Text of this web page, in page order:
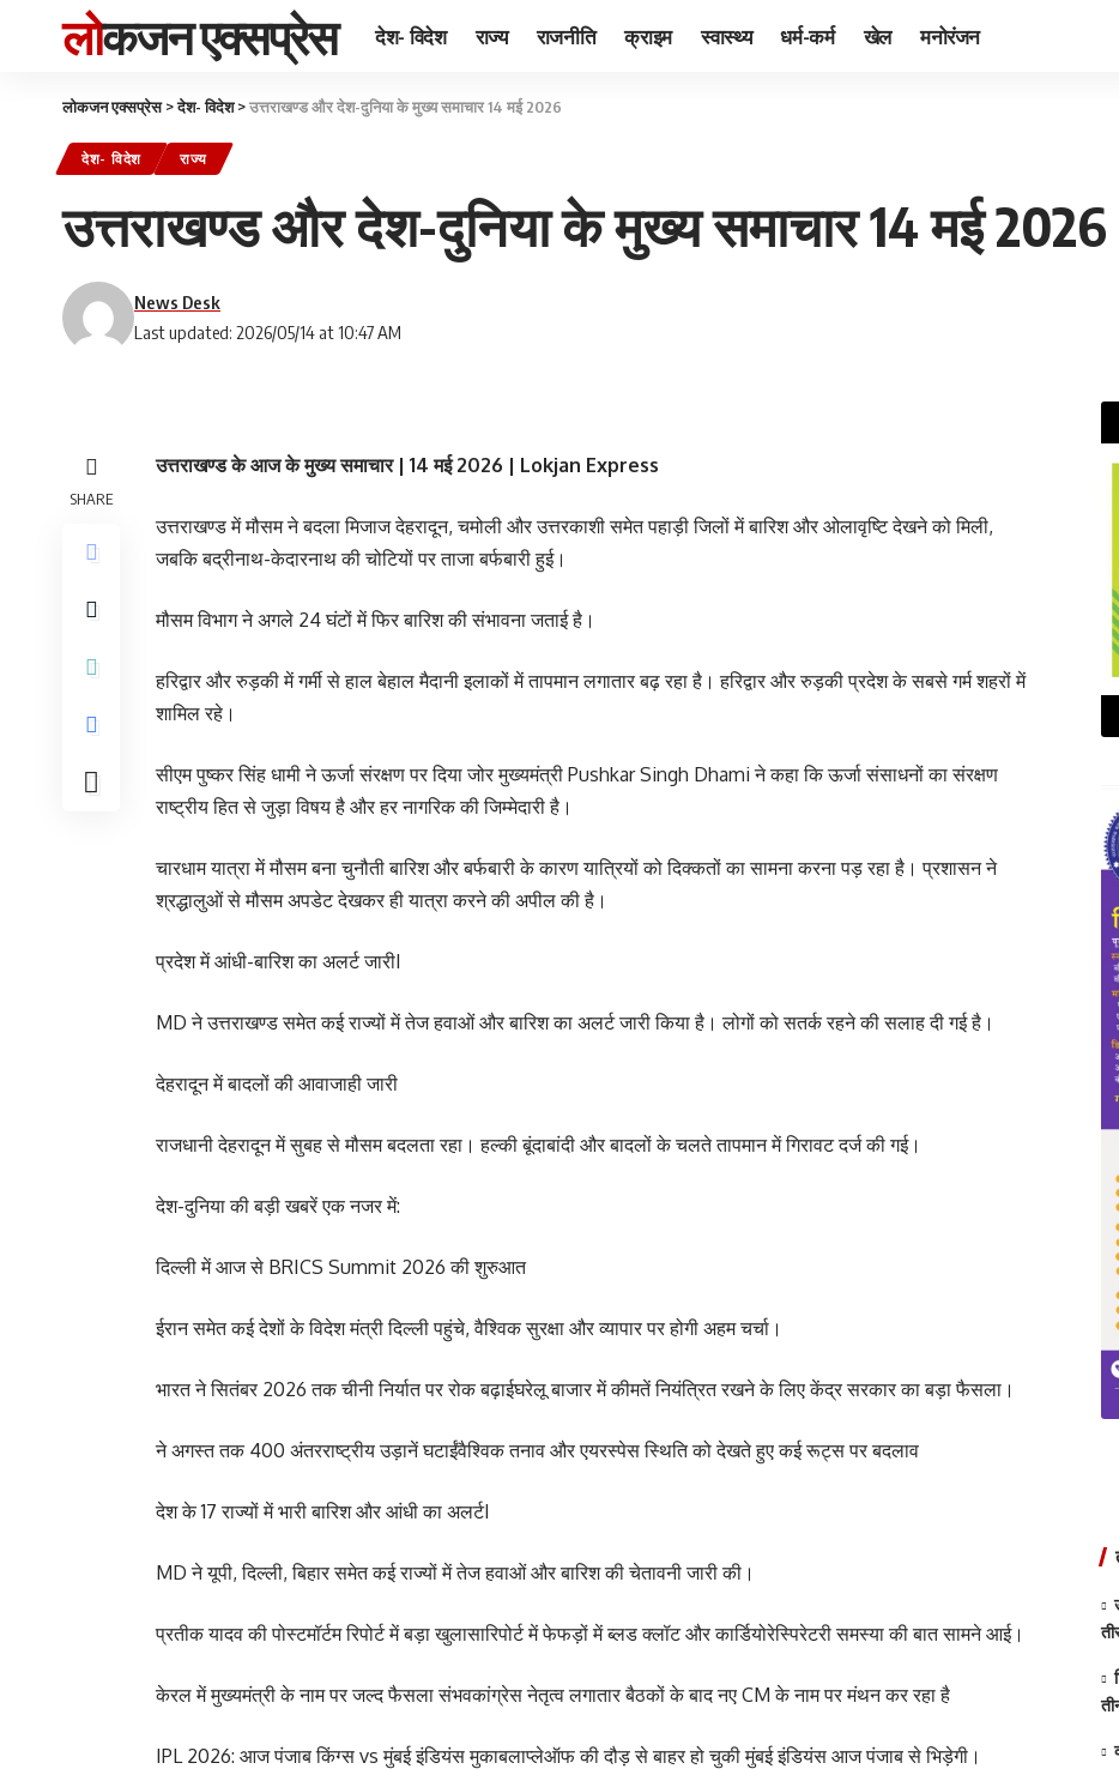
लोकजन एक्सप्रेस देश- विदेश राज्य राजनीति क्राइम स्वास्थ्य धर्म-कर्म खेल मनोरंजन
लोकजन एक्सप्रेस>देश- विदेश>उत्तराखण्ड और देश-दुनिया के मुख्य समाचार 14 मई 2026
देश- विदेश राज्य
उत्तराखण्ड और देश-दुनिया के मुख्य समाचार 14 मई 2026
Last updated: 2026/05/14 at 10:47 AM
News Desk
SHARE
उत्तराखण्ड के आज के मुख्य समाचार | 14 मई 2026 | Lokjan Express
उत्तराखण्ड में मौसम ने बदला मिजाज देहरादून, चमोली और उत्तरकाशी समेत पहाड़ी जिलों में बारिश और ओलावृष्टि देखने को मिली,
जबकि बद्रीनाथ-केदारनाथ की चोटियों पर ताजा बर्फबारी हुई।
मौसम विभाग ने अगले 24 घंटों में फिर बारिश की संभावना जताई है।
हरिद्वार और रुड़की में गर्मी से हाल बेहाल मैदानी इलाकों में तापमान लगातार बढ़ रहा है। हरिद्वार और रुड़की प्रदेश के सबसे गर्म शहरों में
शामिल रहे।
सीएम पुष्कर सिंह धामी ने ऊर्जा संरक्षण पर दिया जोर मुख्यमंत्री Pushkar Singh Dhami ने कहा कि ऊर्जा संसाधनों का संरक्षण
राष्ट्रीय हित से जुड़ा विषय है और हर नागरिक की जिम्मेदारी है।
चारधाम यात्रा में मौसम बना चुनौती बारिश और बर्फबारी के कारण यात्रियों को दिक्कतों का सामना करना पड़ रहा है। प्रशासन ने
श्रद्धालुओं से मौसम अपडेट देखकर ही यात्रा करने की अपील की है।
प्रदेश में आंधी-बारिश का अलर्ट जारीI
MD ने उत्तराखण्ड समेत कई राज्यों में तेज हवाओं और बारिश का अलर्ट जारी किया है। लोगों को सतर्क रहने की सलाह दी गई है।
देहरादून में बादलों की आवाजाही जारी
राजधानी देहरादून में सुबह से मौसम बदलता रहा। हल्की बूंदाबांदी और बादलों के चलते तापमान में गिरावट दर्ज की गई।
देश-दुनिया की बड़ी खबरें एक नजर में:
दिल्ली में आज से BRICS Summit 2026 की शुरुआत
ईरान समेत कई देशों के विदेश मंत्री दिल्ली पहुंचे, वैश्विक सुरक्षा और व्यापार पर होगी अहम चर्चा।
भारत ने सितंबर 2026 तक चीनी निर्यात पर रोक बढ़ाईघरेलू बाजार में कीमतें नियंत्रित रखने के लिए केंद्र सरकार का बड़ा फैसला।
ने अगस्त तक 400 अंतरराष्ट्रीय उड़ानें घटाईंवैश्विक तनाव और एयरस्पेस स्थिति को देखते हुए कई रूट्स पर बदलाव
देश के 17 राज्यों में भारी बारिश और आंधी का अलर्टI
MD ने यूपी, दिल्ली, बिहार समेत कई राज्यों में तेज हवाओं और बारिश की चेतावनी जारी की।
प्रतीक यादव की पोस्टमॉर्टम रिपोर्ट में बड़ा खुलासारिपोर्ट में फेफड़ों में ब्लड क्लॉट और कार्डियोरेस्पिरेटरी समस्या की बात सामने आई।
केरल में मुख्यमंत्री के नाम पर जल्द फैसला संभवकांग्रेस नेतृत्व लगातार बैठकों के बाद नए CM के नाम पर मंथन कर रहा है
IPL 2026: आज पंजाब किंग्स vs मुंबई इंडियंस मुकाबलाप्लेऑफ की दौड़ से बाहर हो चुकी मुंबई इंडियंस आज पंजाब से भिड़ेगी।